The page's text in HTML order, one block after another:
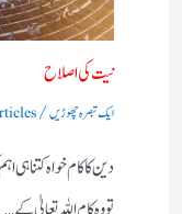
نیت کی اصلاح
ایک تبصرہ چھوڑیں/
دین کا کام خواہ کتنا